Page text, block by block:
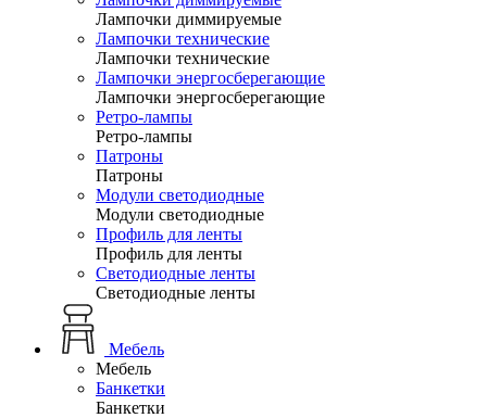
Лампочки диммируемые
Лампочки технические
Лампочки технические
Лампочки энергосберегающие
Лампочки энергосберегающие
Ретро-лампы
Ретро-лампы
Патроны
Патроны
Модули светодиодные
Модули светодиодные
Профиль для ленты
Профиль для ленты
Светодиодные ленты
Светодиодные ленты
Мебель
Мебель
Банкетки
Банкетки